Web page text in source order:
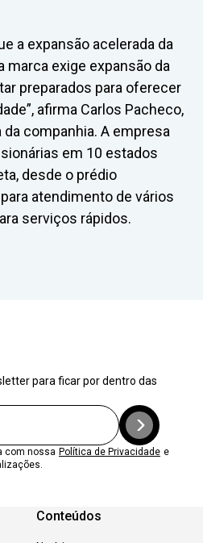
a expansão acelerada da
marca exige expansão da
preparados para oferecer
afirma Carlos Pacheco,
companhia. A empresa
em 10 estados
desde o prédio
atendimento de vários
serviços rápidos.
para ficar por dentro das
com nossa Política de Privacidade e
Conteúdos